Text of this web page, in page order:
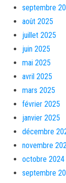
septembre
août 2025
juillet 2025
juin 2025
mai 2025
avril 2025
mars 2025
février 2025
janvier 2025
décembre
novembre
octobre 2024
septembre